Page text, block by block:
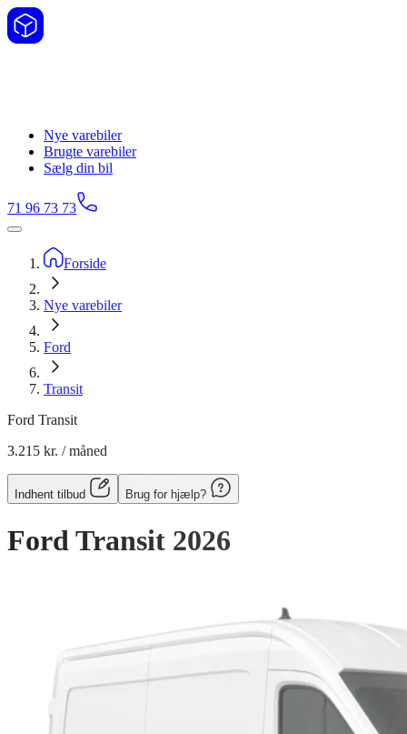
Nye varebiler
Brugte varebiler
Sælg din bil
71 96 73 73
Forside
Nye varebiler
Ford
Transit
Ford Transit
3.215 kr. / måned
Indhent tilbud Brug for hjælp?
Ford Transit 2026